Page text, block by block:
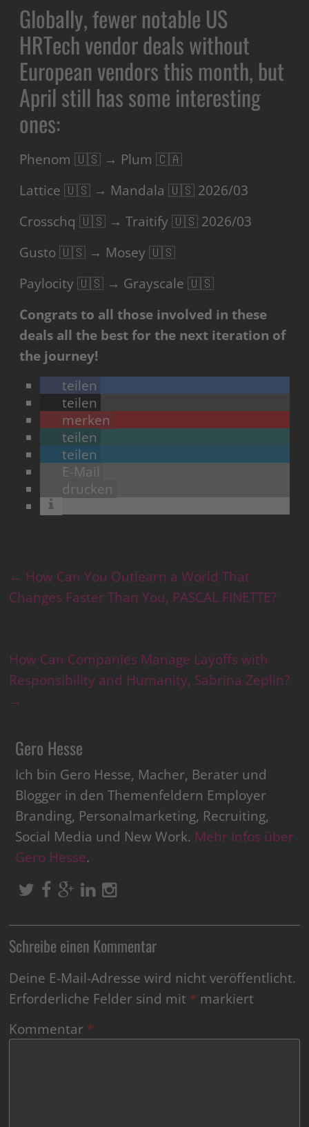
Globally, fewer notable US
HRTech vendor deals without
European vendors this month, but
April still has some interesting
ones:
Phenom 🇺🇸 → Plum 🇨🇦
Lattice 🇺🇸 → Mandala 🇺🇸 2026/03
Crosschq 🇺🇸 → Traitify 🇺🇸 2026/03
Gusto 🇺🇸 → Mosey 🇺🇸
Paylocity 🇺🇸 → Grayscale 🇺🇸
Congrats to all those involved in these
deals all the best for the next iteration of
the journey!
teilen
teilen
merken
teilen
teilen
E-Mail
drucken
← How Can You Outlearn a World That
Changes Faster Than You, PASCAL FINETTE?
How Can Companies Manage Layoffs with
Responsibility and Humanity, Sabrina Zeplin?
→
Gero Hesse
Ich bin Gero Hesse, Macher, Berater und
Blogger in den Themenfeldern Employer
Branding, Personalmarketing, Recruiting,
Social Media und New Work. Mehr Infos über
Gero Hesse.
Schreibe einen Kommentar
Deine E-Mail-Adresse wird nicht veröffentlicht.
Erforderliche Felder sind mit * markiert
Kommentar *